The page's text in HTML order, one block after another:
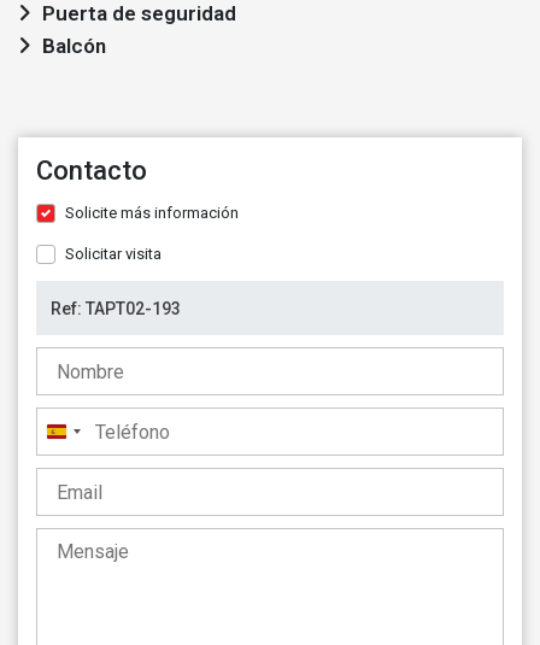
Puerta de seguridad
Balcón
Contacto
Solicite más información
Solicitar visita
España
+34